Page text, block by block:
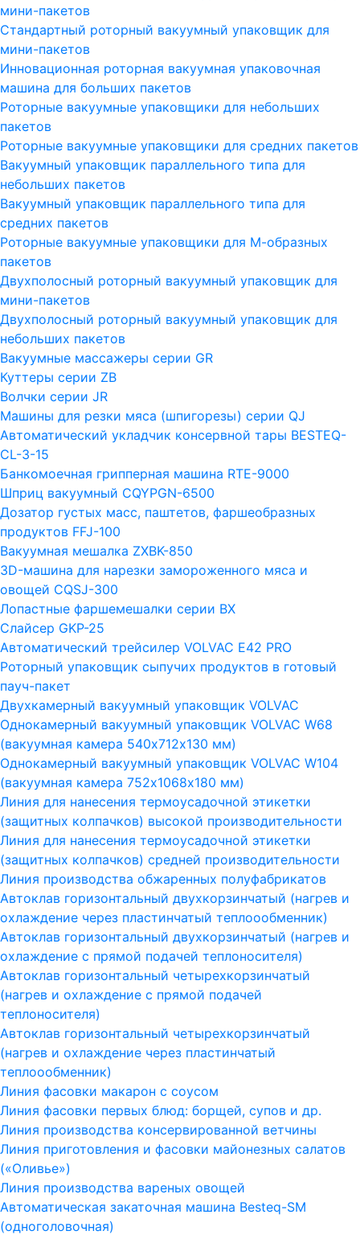
мини-пакетов
Стандартный роторный вакуумный упаковщик для
мини-пакетов
Инновационная роторная вакуумная упаковочная
машина для больших пакетов
Роторные вакуумные упаковщики для небольших
пакетов
Роторные вакуумные упаковщики для средних пакетов
Вакуумный упаковщик параллельного типа для
небольших пакетов
Вакуумный упаковщик параллельного типа для
средних пакетов
Роторные вакуумные упаковщики для М-образных
пакетов
Двухполосный роторный вакуумный упаковщик для
мини-пакетов
Двухполосный роторный вакуумный упаковщик для
небольших пакетов
Вакуумные массажеры серии GR
Куттеры серии ZB
Волчки серии JR
Машины для резки мяса (шпигорезы) серии QJ
Автоматический укладчик консервной тары BESTEQ-
CL-3-15
Банкомоечная грипперная машина RTE-9000
Шприц вакуумный CQYPGN-6500
Дозатор густых масс, паштетов, фаршеобразных
продуктов FFJ-100
Вакуумная мешалка ZXBK-850
3D-машина для нарезки замороженного мяса и
овощей CQSJ-300
Лопастные фаршемешалки серии ВХ
Слайсер GKP-25
Автоматический трейсилер VOLVAC E42 PRO
Роторный упаковщик сыпучих продуктов в готовый
пауч-пакет
Двухкамерный вакуумный упаковщик VOLVAC
Однокамерный вакуумный упаковщик VOLVAC W68
(вакуумная камера 540х712х130 мм)
Однокамерный вакуумный упаковщик VOLVAC W104
(вакуумная камера 752х1068х180 мм)
Линия для нанесения термоусадочной этикетки
(защитных колпачков) высокой производительности
Линия для нанесения термоусадочной этикетки
(защитных колпачков) средней производительности
Линия производства обжаренных полуфабрикатов
Автоклав горизонтальный двухкорзинчатый (нагрев и
охлаждение через пластинчатый теплоообменник)
Автоклав горизонтальный двухкорзинчатый (нагрев и
охлаждение с прямой подачей теплоносителя)
Автоклав горизонтальный четырехкорзинчатый
(нагрев и охлаждение с прямой подачей
теплоносителя)
Автоклав горизонтальный четырехкорзинчатый
(нагрев и охлаждение через пластинчатый
теплоообменник)
Линия фасовки макарон с соусом
Линия фасовки первых блюд: борщей, супов и др.
Линия производства консервированной ветчины
Линия приготовления и фасовки майонезных салатов
(«Оливье»)
Линия производства вареных овощей
Автоматическая закаточная машина Besteq-SM
(одноголовочная)